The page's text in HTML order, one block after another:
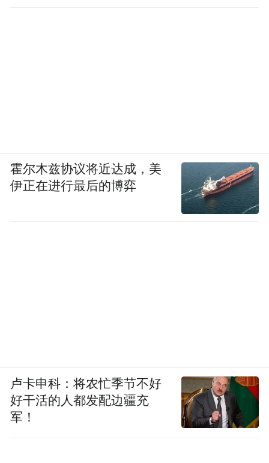
霍尔木兹协议将近达成，美
伊正在进行最后的博弈
卢卡申科：将农忙季节不好
好干活的人都发配边疆充
军！